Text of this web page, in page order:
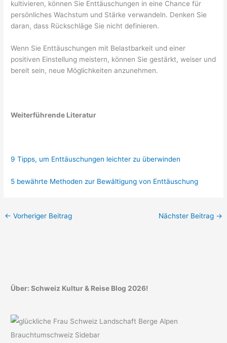
kultivieren, können Sie Enttäuschungen in eine Chance für
persönliches Wachstum und Stärke verwandeln. Denken Sie
daran, dass Rückschläge Sie nicht definieren.
Wenn Sie Enttäuschungen mit Belastbarkeit und einer
positiven Einstellung meistern, können Sie gestärkt, weiser und
bereit sein, neue Möglichkeiten anzunehmen.
Weiterführende Literatur
9 Tipps, um Enttäuschungen leichter zu überwinden
5 bewährte Methoden zur Bewältigung von Enttäuschung
← Vorheriger Beitrag Nächster Beitrag →
Über: Schweiz Kultur & Reise Blog 2026!